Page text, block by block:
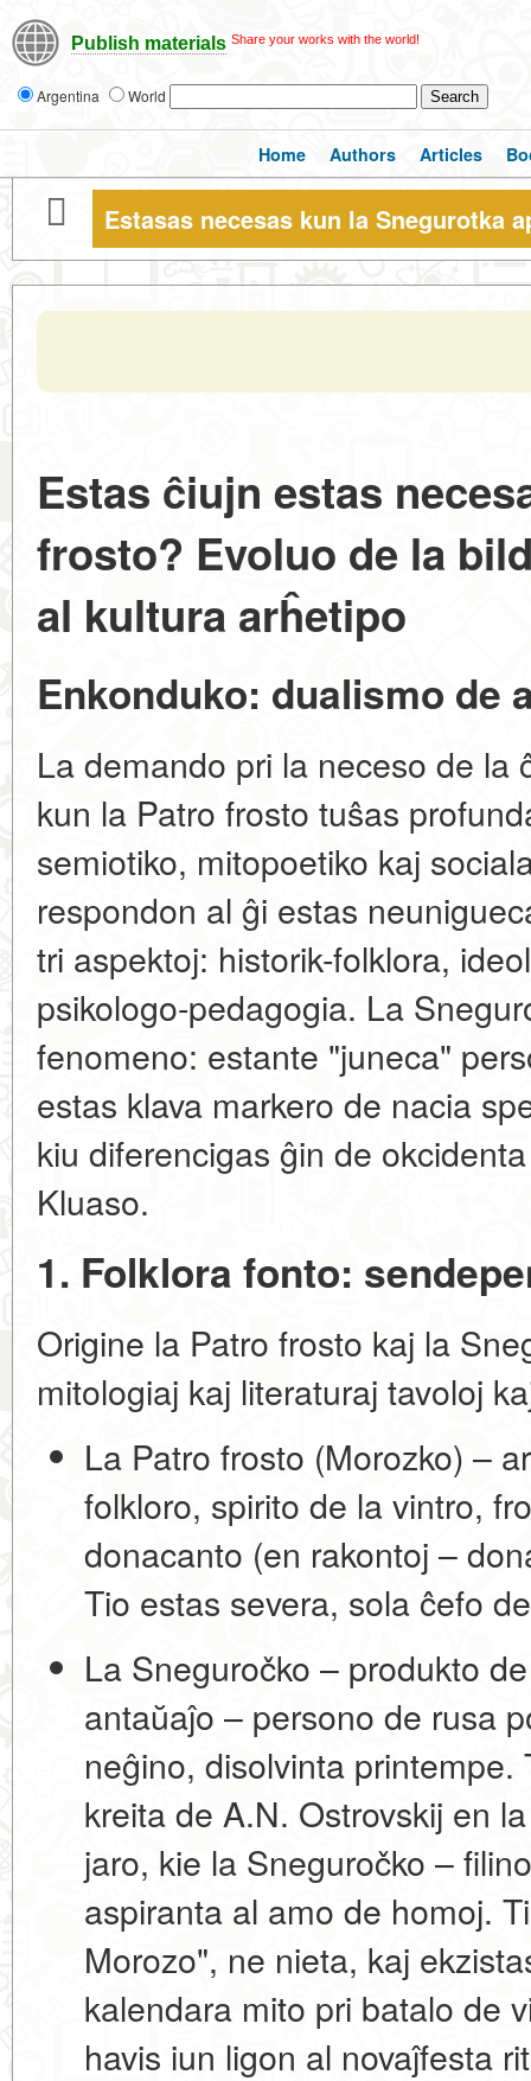
Publish materials Share your works with the world!
Argentina World
Home Authors Articles
Estasas necesas kun la Snegurotka
Estas ĉiujn estas
frosto? Evoluo de la
al kultura arĥetipo
Enkonduko: dualismo de
La demando pri la neceso de la
kun la Patro frosto tuŝas
semiotiko, mitopoetiko kaj
respondon al ĝi estas
tri aspektoj: historik-folklora,
psikologo-pedagogia. La
fenomeno: estante "juneca"
estas klava markero de nacia
kiu diferencigas ĝin de
Kluaso.
1. Folklora fonto:
Origine la Patro frosto kaj la
mitologiaj kaj literaturaj tavoloj
La Patro frosto (Morozko) –
folkloro, spirito de la vintro,
donacanto (en rakontoj –
Tio estas severa, sola ĉefo
La Sneguročko – produkto
antaŭaĵo – persono de rusa
neĝino, disolvinta
kreita de A.N. Ostrovskij en
jaro, kie la Sneguročko –
aspiranta al amo de homoj.
Morozo", ne nieta, kaj
kalendara mito pri batalo de
havis iun ligon al novaĵfesta